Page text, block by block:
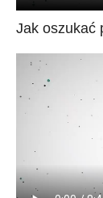
Jak oszukać